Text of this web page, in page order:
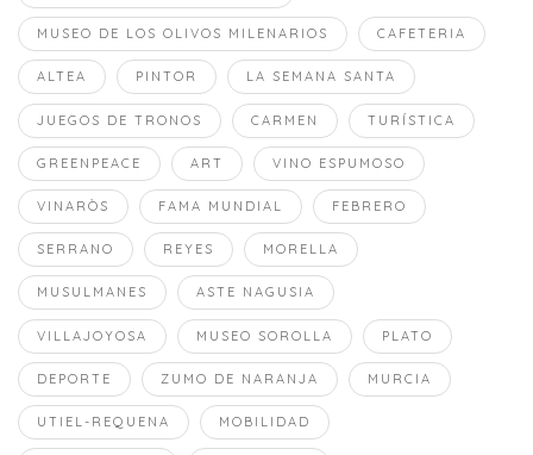
MUSEO DE LOS OLIVOS MILENARIOS CAFETERIA
ALTEA PINTOR LA SEMANA SANTA
JUEGOS DE TRONOS CARMEN TURÍSTICA
GREENPEACE ART VINO ESPUMOSO
VINARÒS FAMA MUNDIAL FEBRERO
SERRANO REYES MORELLA
MUSULMANES ASTE NAGUSIA
VILLAJOYOSA MUSEO SOROLLA PLATO
DEPORTE ZUMO DE NARANJA MURCIA
UTIEL-REQUENA MOBILIDAD